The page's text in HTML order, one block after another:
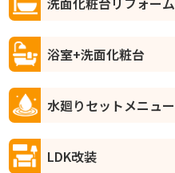
浴室+洗面化粧台
水廻りセットメニュー
LDK改装